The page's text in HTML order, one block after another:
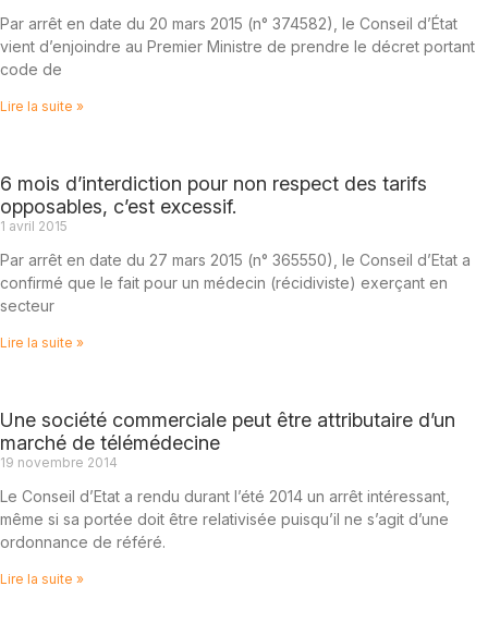
Par arrêt en date du 20 mars 2015 (n° 374582), le Conseil d’État
vient d’enjoindre au Premier Ministre de prendre le décret portant
code de
Lire la suite »
6 mois d’interdiction pour non respect des tarifs
opposables, c’est excessif.
1 avril 2015
Par arrêt en date du 27 mars 2015 (n° 365550), le Conseil d’Etat a
confirmé que le fait pour un médecin (récidiviste) exerçant en
secteur
Lire la suite »
Une société commerciale peut être attributaire d’un
marché de télémédecine
19 novembre 2014
Le Conseil d’Etat a rendu durant l’été 2014 un arrêt intéressant,
même si sa portée doit être relativisée puisqu’il ne s’agit d’une
ordonnance de référé.
Lire la suite »